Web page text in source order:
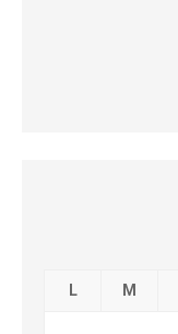
L M